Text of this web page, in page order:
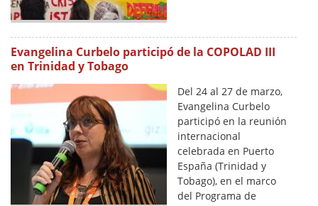
Evangelina Curbelo participó de la COPOLAD III
en Trinidad y Tobago
Del 24 al 27 de marzo,
Evangelina Curbelo
participó en la reunión
internacional
celebrada en Puerto
España (Trinidad y
Tobago), en el marco
del Programa de